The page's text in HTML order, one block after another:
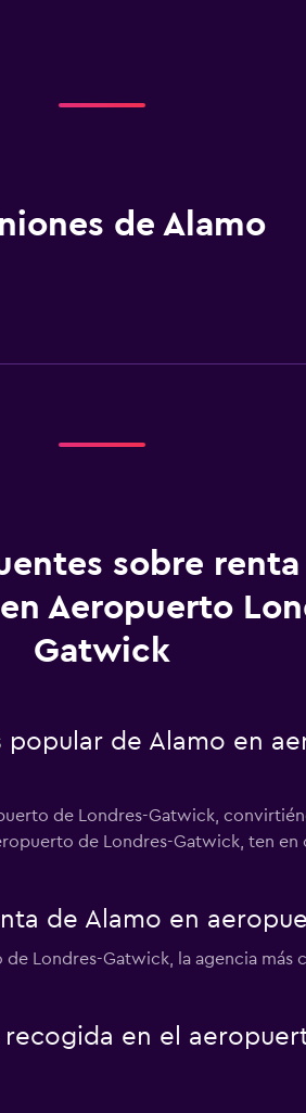
de Alamo
sobre
Aeropuerto
Gatwick
de Alamo en
de Londres-Gatwick,
de Londres-Gatwick, ten
de Alamo en
Londres-Gatwick, la agencia
en el